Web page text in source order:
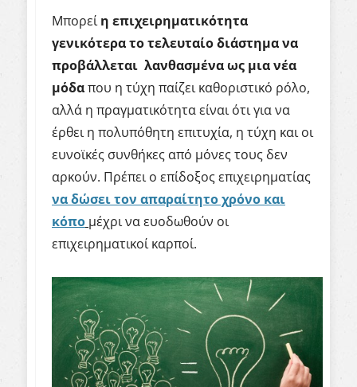
Μπορείη επιχειρηματικότητα
γενικότερα το τελευταίο διάστημα να
προβάλλεται λανθασμένα ως μια νέα
μόδαπου η τύχη παίζει καθοριστικό ρόλο,
αλλά η πραγματικότητα είναι ότι για να
έρθει η πολυπόθητη επιτυχία, η τύχη και οι
ευνοϊκές συνθήκες από μόνες τους δεν
αρκούν. Πρέπει ο επίδοξος επιχειρηματίας
να δώσει τον απαραίτητο χρόνο και
κόπο μέχρι να ευοδωθούν οι
επιχειρηματικοί καρποί.